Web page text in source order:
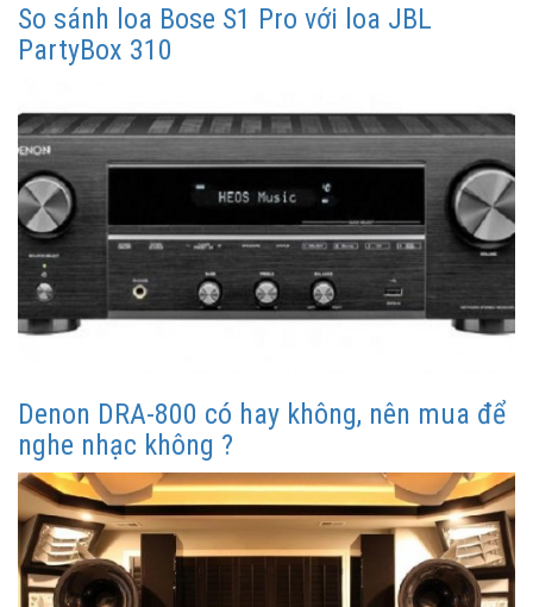
So sánh loa Bose S1 Pro với loa JBL
PartyBox 310
Denon DRA-800 có hay không, nên mua để
nghe nhạc không ?